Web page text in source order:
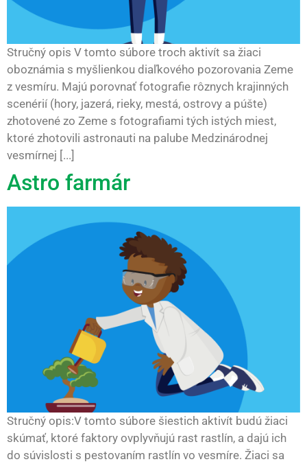
Stručný opis V tomto súbore troch aktivít sa žiaci
oboznámia s myšlienkou diaľkového pozorovania Zeme
z vesmíru. Majú porovnať fotografie rôznych krajinných
scenérií (hory, jazerá, rieky, mestá, ostrovy a púšte)
zhotovené zo Zeme s fotografiami tých istých miest,
ktoré zhotovili astronauti na palube Medzinárodnej
vesmírnej [...]
Astro farmár
Stručný opis:V tomto súbore šiestich aktivít budú žiaci
skúmať, ktoré faktory ovplyvňujú rast rastlín, a dajú ich
do súvislosti s pestovaním rastlín vo vesmíre. Žiaci sa